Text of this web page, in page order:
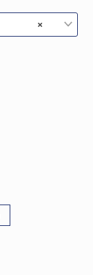
×